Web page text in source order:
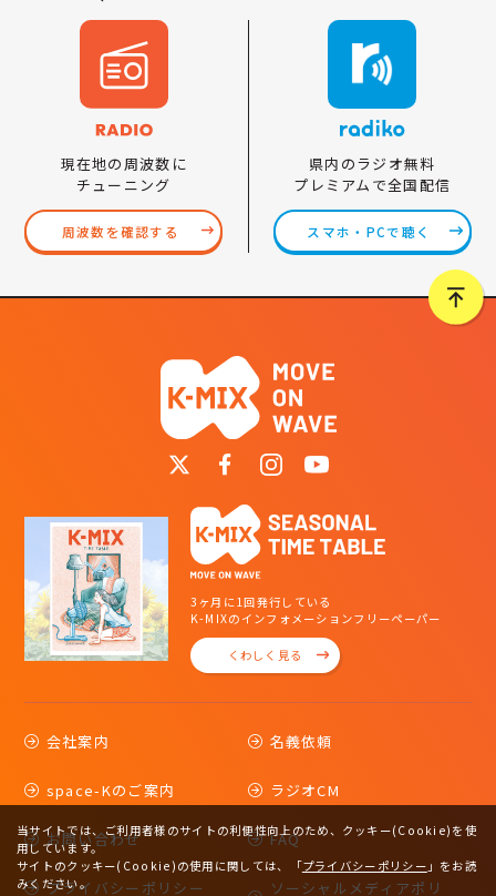
現在地の周波数に
チューニング
周波数を確認する
県内のラジオ無料
プレミアムで全国配信
スマホ・PCで聴く
3ヶ月に1回発行している
K-MIXのインフォメーションフリーペーパー
くわしく見る
会社案内 名義依頼
space-Kのご案内 ラジオCM
お問い合わせ FAQ
プライバシーポリシー ソーシャルメディアポリ
当サイトでは、ご利用者様のサイトの利便性向上のため、クッキー(Cookie)を使
用しています。
サイトのクッキー(Cookie)の使用に関しては、
「プライバシーポリシー 」をお読
みください。